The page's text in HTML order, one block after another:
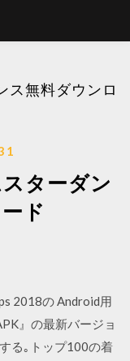
ス無料ダウンロ
ターダン
ド
2018の Android用
』の最新バージョ
る｡トップ100の着